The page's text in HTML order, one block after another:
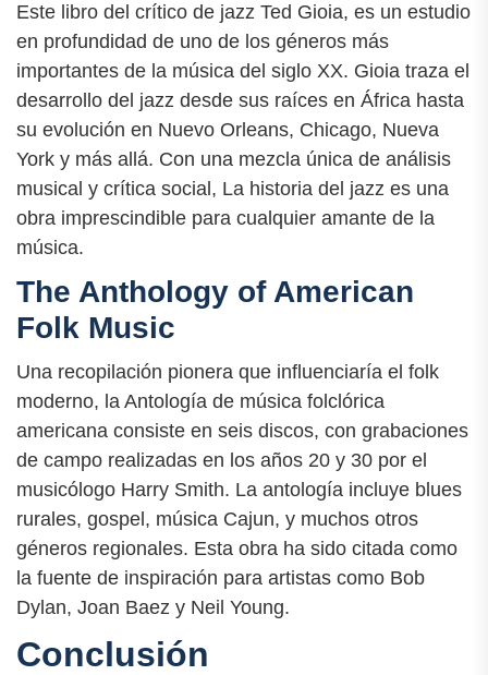
Este libro del crítico de jazz Ted Gioia, es un estudio
en profundidad de uno de los géneros más
importantes de la música del siglo XX. Gioia traza el
desarrollo del jazz desde sus raíces en África hasta
su evolución en Nuevo Orleans, Chicago, Nueva
York y más allá. Con una mezcla única de análisis
musical y crítica social, La historia del jazz es una
obra imprescindible para cualquier amante de la
música.
The Anthology of American
Folk Music
Una recopilación pionera que influenciaría el folk
moderno, la Antología de música folclórica
americana consiste en seis discos, con grabaciones
de campo realizadas en los años 20 y 30 por el
musicólogo Harry Smith. La antología incluye blues
rurales, gospel, música Cajun, y muchos otros
géneros regionales. Esta obra ha sido citada como
la fuente de inspiración para artistas como Bob
Dylan, Joan Baez y Neil Young.
Conclusión